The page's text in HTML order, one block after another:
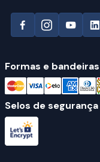
Formas e
Selos de segurança